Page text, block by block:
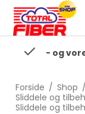
- og
Forside / Shop /
Sliddele og
Sliddele og